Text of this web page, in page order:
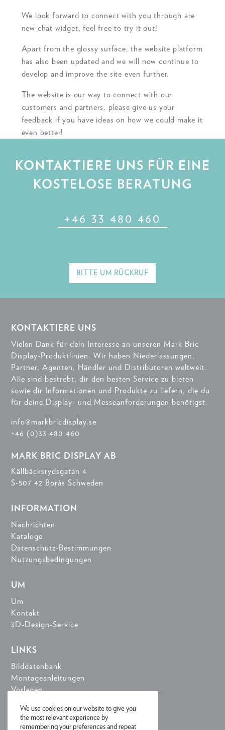
We look forward to connect with you through are
new chat widget, feel free to try it out!
Apart from the glossy surface, the website platform
has also been updated and we will now continue to
develop and improve the site even further.
The website is our way to connect with our
customers and partners, please give us your
feedback if you have ideas on how we could make it
even better!
KONTAKTIERE UNS FÜR EINE
KOSTELOSE BERATUNG
+46 33 480 460
BITTE UM RÜCKRUF
KONTAKTIERE UNS
Vielen Dank für dein Interesse an unseren Mark Bric
Display-Produktlinien. Wir haben Niederlassungen,
Partner, Agenten, Händler und Distributoren weltweit.
Alle sind bestrebt, dir den besten Service zu bieten
sowie dir Informationen und Produkte zu liefern, die du
für deine Display- und Messeanforderungen benötigst.
info@markbricdisplay.se
+46 (0)33 480 460
MARK BRIC DISPLAY AB
Källbäcksrydsgatan 4
S-507 42 Borås Schweden
INFORMATION
Nachrichten
Kataloge
Datenschutz-Bestimmungen
Nutzungsbedingungen
UM
Um
Kontakt
3D-Design-Service
LINKS
Bilddatenbank
Montageanleitungen
Vorlagen
ANMELDUNG FÜR NEWSLETTER
We use cookies on our website to give you
the most relevant experience by
remembering your preferences and repeat